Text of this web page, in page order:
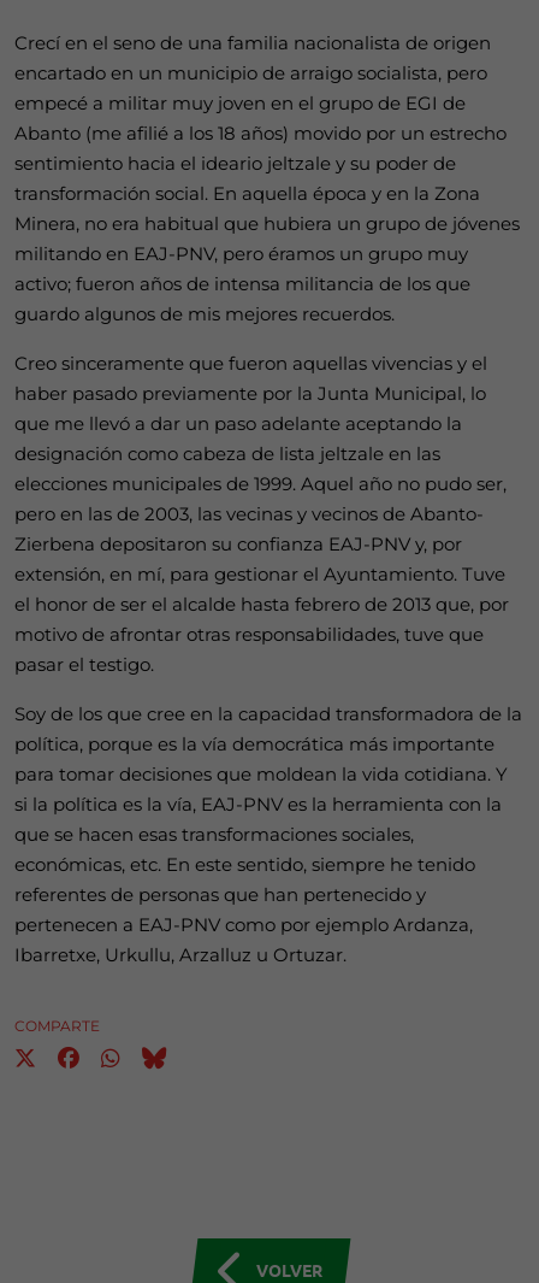
Crecí en el seno de una familia nacionalista de origen
encartado en un municipio de arraigo socialista, pero
empecé a militar muy joven en el grupo de EGI de
Abanto (me afilié a los 18 años) movido por un estrecho
sentimiento hacia el ideario jeltzale y su poder de
transformación social. En aquella época y en la Zona
Minera, no era habitual que hubiera un grupo de jóvenes
militando en EAJ-PNV, pero éramos un grupo muy
activo; fueron años de intensa militancia de los que
guardo algunos de mis mejores recuerdos.
Creo sinceramente que fueron aquellas vivencias y el
haber pasado previamente por la Junta Municipal, lo
que me llevó a dar un paso adelante aceptando la
designación como cabeza de lista jeltzale en las
elecciones municipales de 1999. Aquel año no pudo ser,
pero en las de 2003, las vecinas y vecinos de Abanto-
Zierbena depositaron su confianza EAJ-PNV y, por
extensión, en mí, para gestionar el Ayuntamiento. Tuve
el honor de ser el alcalde hasta febrero de 2013 que, por
motivo de afrontar otras responsabilidades, tuve que
pasar el testigo.
Soy de los que cree en la capacidad transformadora de la
política, porque es la vía democrática más importante
para tomar decisiones que moldean la vida cotidiana. Y
si la política es la vía, EAJ-PNV es la herramienta con la
que se hacen esas transformaciones sociales,
económicas, etc. En este sentido, siempre he tenido
referentes de personas que han pertenecido y
pertenecen a EAJ-PNV como por ejemplo Ardanza,
Ibarretxe, Urkullu, Arzalluz u Ortuzar.
COMPARTE
VOLVER